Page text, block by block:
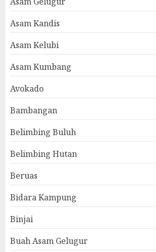
Asam Kandis
Asam Kelubi
Asam Kumbang
Avokado
Bambangan
Belimbing Buluh
Belimbing Hutan
Beruas
Bidara Kampung
Binjai
Buah Asam Gelugur